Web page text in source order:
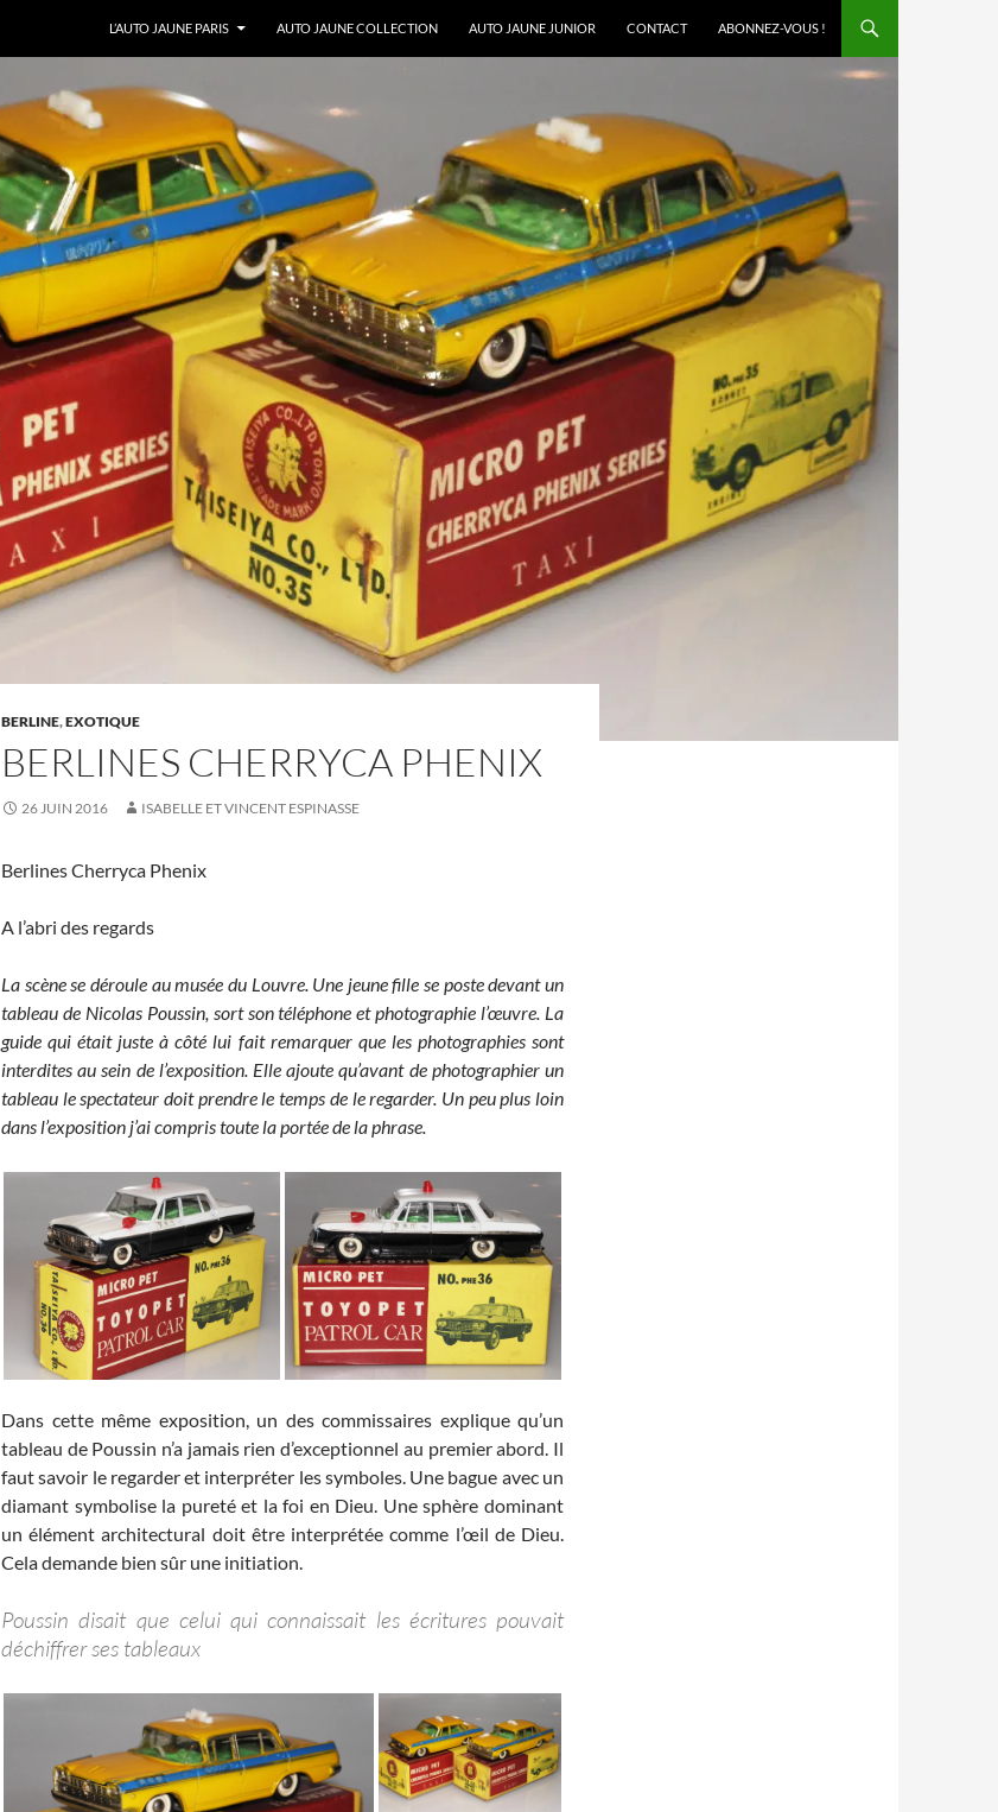
L’AUTO JAUNE PARIS
AUTO JAUNE COLLECTION AUTO JAUNE JUNIOR CONTACT ABONNEZ-VOUS !
BERLINE,EXOTIQUE
BERLINES CHERRYCA PHENIX
26 JUIN 2016 ISABELLE ET VINCENT ESPINASSE
Berlines Cherryca Phenix
A l’abri des regards
La scène se déroule au musée du Louvre. Une jeune fille se poste devant un
tableau de Nicolas Poussin, sort son téléphone et photographie l’œuvre. La
guide qui était juste à côté lui fait remarquer que les photographies sont
interdites au sein de l’exposition. Elle ajoute qu’avant de photographier un
tableau le spectateur doit prendre le temps de le regarder. Un peu plus loin
dans l’exposition j’ai compris toute la portée de la phrase.
Dans cette même exposition, un des commissaires explique qu’un
tableau de Poussin n’a jamais rien d’exceptionnel au premier abord. Il
faut savoir le regarder et interpréter les symboles. Une bague avec un
diamant symbolise la pureté et la foi en Dieu. Une sphère dominant
un élément architectural doit être interprétée comme l’œil de Dieu.
Cela demande bien sûr une initiation.
Poussin disait que celui qui connaissait les écritures pouvait
déchiffrer ses tableaux